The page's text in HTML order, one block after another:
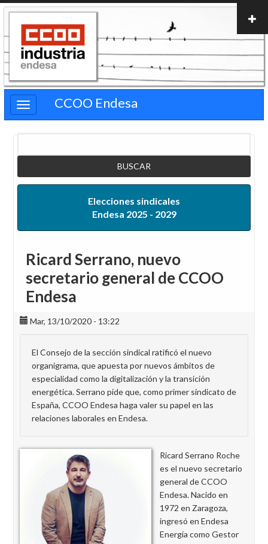
Pasar
contenido
principal
CCOO Endesa
Elecciones sindicales
Endesa 2025 - 2029
Ricard Serrano, nuevo
secretario general de CCOO
Endesa
Mar, 13/10/2020 - 13:22
El Consejo de la sección sindical ratificó el nuevo
organigrama, que apuesta por nuevos ámbitos de
especialidad como la digitalización y la transición
energética. Serrano pide que, como primer sindicato de
España, CCOO Endesa haga valer su papel en las
relaciones laborales en Endesa.
Ricard Serrano Roche
es el nuevo secretario
general de CCOO
Endesa. Nacido en
1972 en Zaragoza,
ingresó en Endesa
Energía como Gestor